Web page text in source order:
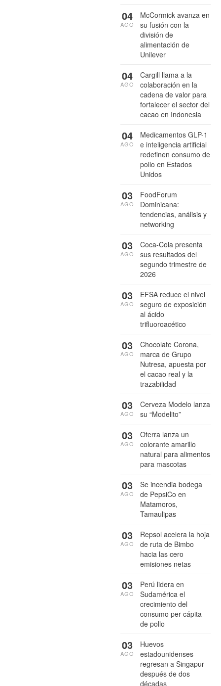
McCormick avanza en
su fusión con la
división de
alimentación de
Unilever
04
AGO
Cargill llama a la
colaboración en la
cadena de valor para
fortalecer el sector del
cacao en Indonesia
04
AGO
Medicamentos GLP-1
e inteligencia artificial
redefinen consumo de
pollo en Estados
Unidos
04
AGO
FoodForum
Dominicana:
tendencias, análisis y
networking
03
AGO
Coca-Cola presenta
sus resultados del
segundo trimestre de
2026
03
AGO
EFSA reduce el nivel
seguro de exposición
al ácido
trifluoroacético
03
AGO
Chocolate Corona,
marca de Grupo
Nutresa, apuesta por
el cacao real y la
trazabilidad
03
AGO
Cerveza Modelo lanza
su “Modelito”
03
AGO
Oterra lanza un
colorante amarillo
natural para alimentos
para mascotas
03
AGO
Se incendia bodega
de PepsiCo en
Matamoros,
Tamaulipas
03
AGO
Repsol acelera la hoja
de ruta de Bimbo
hacia las cero
emisiones netas
03
AGO
Perú lidera en
Sudamérica el
crecimiento del
consumo per cápita
de pollo
03
AGO
Huevos
estadounidenses
regresan a Singapur
después de dos
décadas
03
AGO